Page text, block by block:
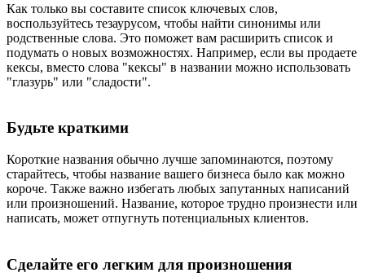
Как только вы составите список ключевых слов,
воспользуйтесь тезаурусом, чтобы найти синонимы или
родственные слова. Это поможет вам расширить список и
подумать о новых возможностях. Например, если вы продаете
кексы, вместо слова "кексы" в названии можно использовать
"глазурь" или "сладости".
Будьте краткими
Короткие названия обычно лучше запоминаются, поэтому
старайтесь, чтобы название вашего бизнеса было как можно
короче. Также важно избегать любых запутанных написаний
или произношений. Название, которое трудно произнести или
написать, может отпугнуть потенциальных клиентов.
Сделайте его легким для произношения